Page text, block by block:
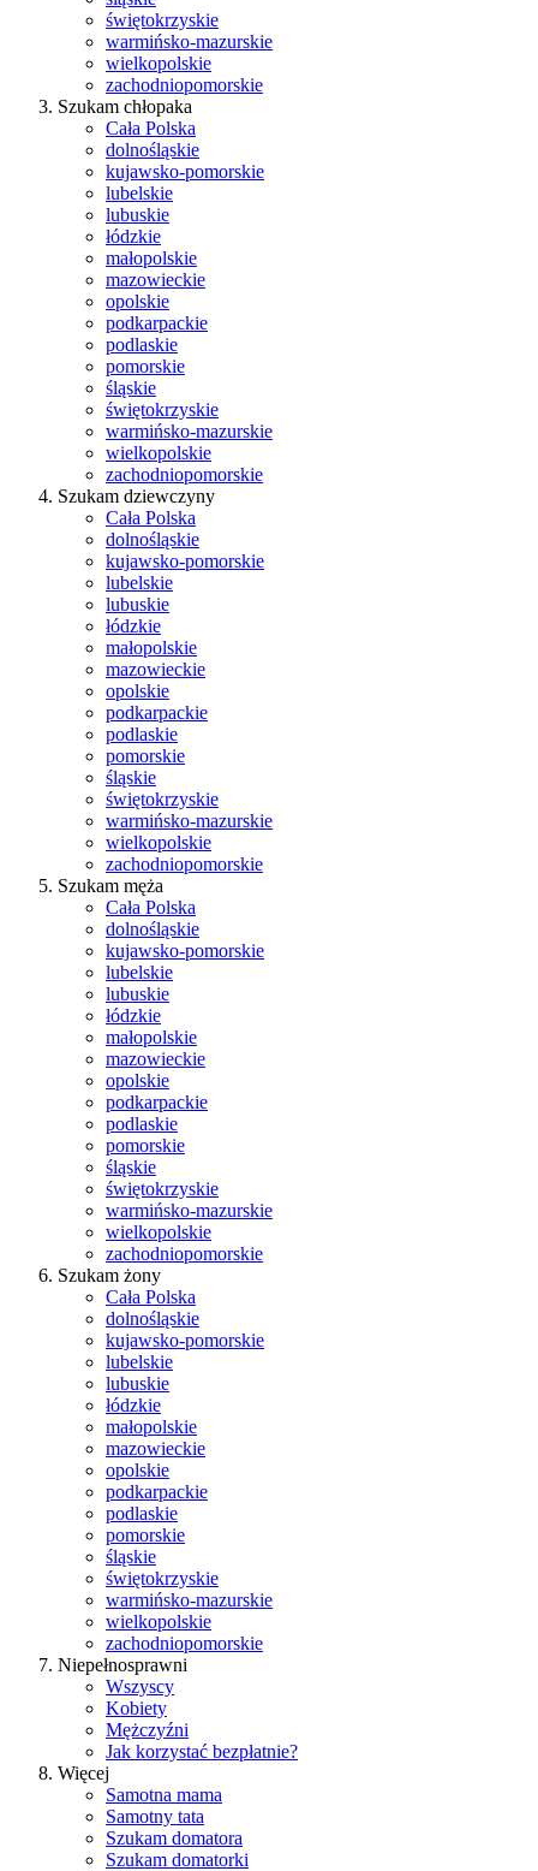
świętokrzyskie
warmińsko-mazurskie
wielkopolskie
zachodniopomorskie
Szukam chłopaka
Cała Polska
dolnośląskie
kujawsko-pomorskie
lubelskie
lubuskie
łódzkie
małopolskie
mazowieckie
opolskie
podkarpackie
podlaskie
pomorskie
śląskie
świętokrzyskie
warmińsko-mazurskie
wielkopolskie
zachodniopomorskie
Szukam dziewczyny
Cała Polska
dolnośląskie
kujawsko-pomorskie
lubelskie
lubuskie
łódzkie
małopolskie
mazowieckie
opolskie
podkarpackie
podlaskie
pomorskie
śląskie
świętokrzyskie
warmińsko-mazurskie
wielkopolskie
zachodniopomorskie
Szukam męża
Cała Polska
dolnośląskie
kujawsko-pomorskie
lubelskie
lubuskie
łódzkie
małopolskie
mazowieckie
opolskie
podkarpackie
podlaskie
pomorskie
śląskie
świętokrzyskie
warmińsko-mazurskie
wielkopolskie
zachodniopomorskie
Szukam żony
Cała Polska
dolnośląskie
kujawsko-pomorskie
lubelskie
lubuskie
łódzkie
małopolskie
mazowieckie
opolskie
podkarpackie
podlaskie
pomorskie
śląskie
świętokrzyskie
warmińsko-mazurskie
wielkopolskie
zachodniopomorskie
Niepełnosprawni
Wszyscy
Kobiety
Mężczyźni
Jak korzystać bezpłatnie?
Więcej
Samotna mama
Samotny tata
Szukam domatora
Szukam domatorki